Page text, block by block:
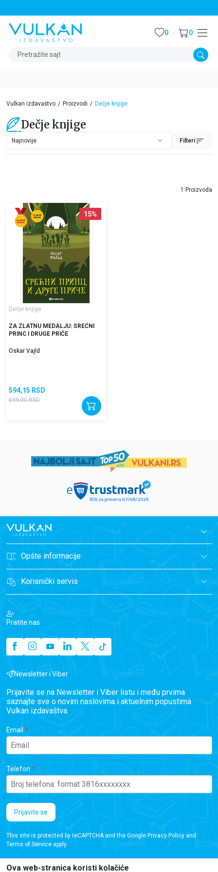
Pretražite sajt
0 0
Vulkan izdavaštvo Proizvodi Dečje knjige
Dečje knjige
Filteri
1 Proizvoda
15%
Dečje knjige
ZA ZLATNU MEDALJU: SREĆNI
PRINC I DRUGE PRIČE
Oskar Vajld
594,15 RSD
699,00 RSD
Opšte informacije
Korisnički servis
Pratite nas
Newsletter i Viber
Prijavite se na Newsletter i Viber listu i među prvima
saznajte sve o novim naslovima i aktuelnim popustima
Vulkan izdavaštva.
Email
Telefon
Prijavite se
This site is protected by reCAPTCHA and the Google Privacy Policyand
Terms of Serviceapply.
Ova web-stranica koristi kolačiće